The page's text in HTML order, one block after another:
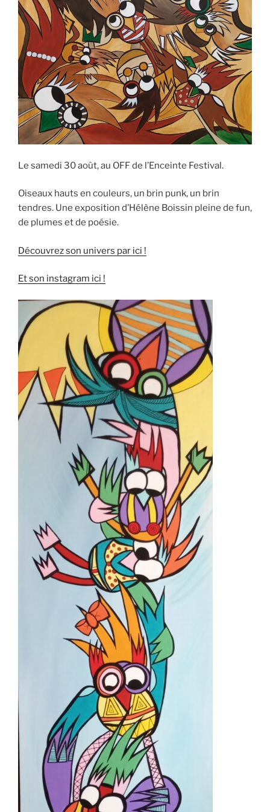
Le samedi 30 août, au OFF de l’Enceinte Festival.
Oiseaux hauts en couleurs, un brin punk, un brin
tendres. Une exposition d’Hélène Boissin pleine de fun,
de plumes et de poésie.
Découvrez son univers par ici !
Et son instagram ici !